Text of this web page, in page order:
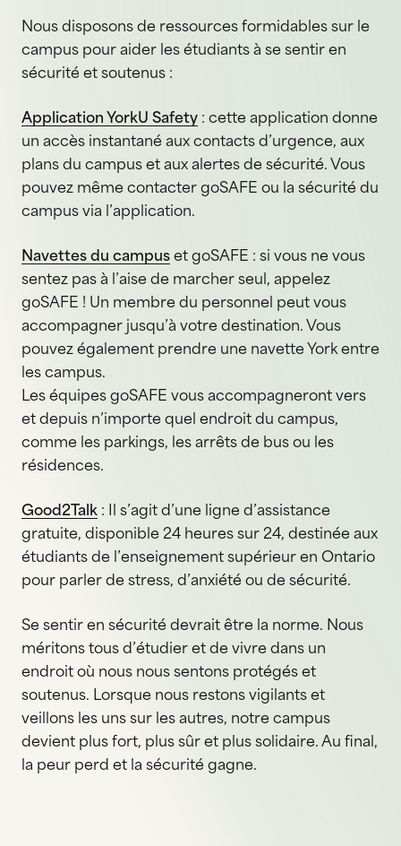
Nous disposons de ressources formidables sur le
campus pour aider les étudiants à se sentir en
sécurité et soutenus :
Application YorkU Safety : cette application donne
un accès instantané aux contacts d’urgence, aux
plans du campus et aux alertes de sécurité. Vous
pouvez même contacter goSAFE ou la sécurité du
campus via l’application.
Navettes du campus et goSAFE : si vous ne vous
sentez pas à l’aise de marcher seul, appelez
goSAFE ! Un membre du personnel peut vous
accompagner jusqu’à votre destination. Vous
pouvez également prendre une navette York entre
les campus.
Les équipes goSAFE vous accompagneront vers
et depuis n’importe quel endroit du campus,
comme les parkings, les arrêts de bus ou les
résidences.
Good2Talk : Il s’agit d’une ligne d’assistance
gratuite, disponible 24 heures sur 24, destinée aux
étudiants de l’enseignement supérieur en Ontario
pour parler de stress, d’anxiété ou de sécurité.
Se sentir en sécurité devrait être la norme. Nous
méritons tous d’étudier et de vivre dans un
endroit où nous nous sentons protégés et
soutenus. Lorsque nous restons vigilants et
veillons les uns sur les autres, notre campus
devient plus fort, plus sûr et plus solidaire. Au final,
la peur perd et la sécurité gagne.